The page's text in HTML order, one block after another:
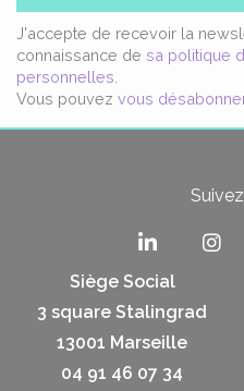
J'accepte de recevoir la
connaissance de sa politique
personnelles
Vous pouvez vous
Siège Social
3 square Stalingrad
13001 Marseille
04 91 46 07 34